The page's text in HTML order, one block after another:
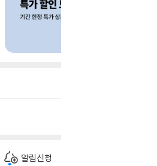
알림신청